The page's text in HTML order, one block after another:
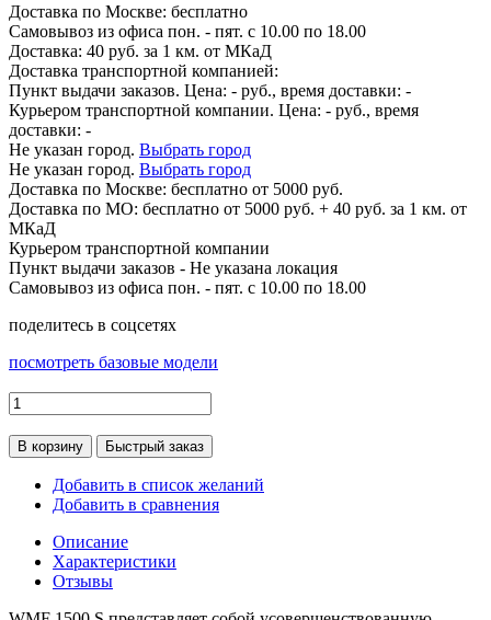
Доставка по Москве: бесплатно
Самовывоз из офиса пон. - пят. с 10.00 по 18.00
Доставка: 40 руб. за 1 км. от МКаД
Доставка транспортной компанией:
Пункт выдачи заказов. Цена: - руб., время доставки: -
Курьером транспортной компании. Цена: - руб., время
доставки: -
Не указан город. Выбрать город
Не указан город. Выбрать город
Доставка по Москве: бесплатно от 5000 руб.
Доставка по МО: бесплатно от 5000 руб. + 40 руб. за 1 км. от
МКаД
Курьером транспортной компании
Пункт выдачи заказов - Не указана локация
Самовывоз из офиса пон. - пят. с 10.00 по 18.00
поделитесь в соцсетях
посмотреть базовые модели
В корзину Быстрый заказ
Добавить в список желаний
Добавить в сравнения
Описание
Характеристики
Отзывы